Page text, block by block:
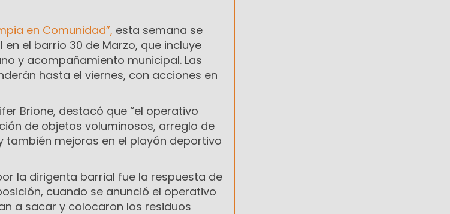
en Comunidad”, esta semana se
el barrio 30 de Marzo, que incluye
y acompañamiento municipal. Las
hasta el viernes, con acciones en
Brione, destacó que “el operativo
de objetos voluminosos, arreglo de
mejoras en el playón deportivo
la dirigenta barrial fue la respuesta de
cuando se anunció el operativo
a sacar y colocaron los residuos